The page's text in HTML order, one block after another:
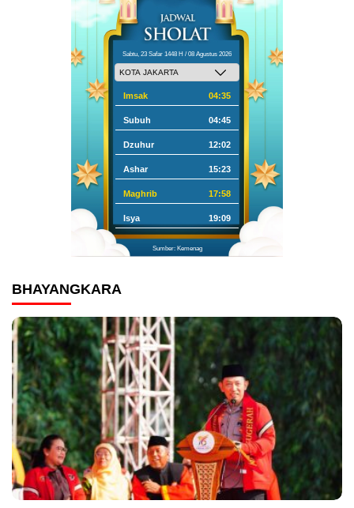
Sabtu, 23 Safar 1448 H / 08 Agustus 2026
Imsak 04:35
Subuh 04:45
Dzuhur 12:02
Ashar 15:23
Maghrib 17:58
Isya 19:09
Sumber: Kemenag
BHAYANGKARA